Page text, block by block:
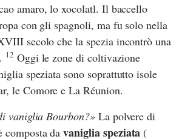
amaro, lo xocolatl. Il baccello
con gli spagnoli, ma fu solo nella
secolo che la spezia incontrò una
12 Oggi le zone di coltivazione
speziata sono soprattutto isole
le Comore e La Réunion.
vaniglia Bourbon? La polvere di
composta davaniglia speziata (